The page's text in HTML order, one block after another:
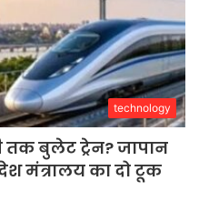
technology
तक बुलेट ट्रेन? जापान
मंत्रालय का दो टूक